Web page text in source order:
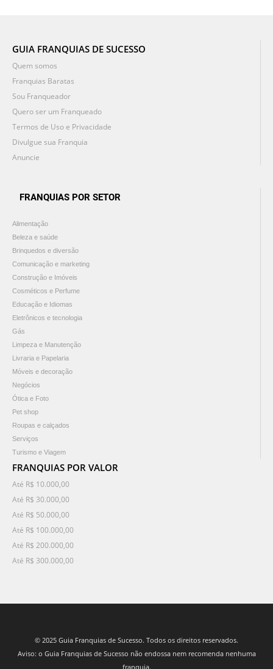
GUIA FRANQUIAS DE SUCESSO
Quem somos
Franquias Baratas
Sou Franqueador
Quero ser um Franqueado
Termos de Uso e Privacidade
Divulgue sua Franquia
Anuncie
FRANQUIAS POR SETOR
Alimentação
Beleza e saúde
Brinquedos e diversão
Comunicação e marketing
Construção e Imóveis
Cosméticos e Perfume
Educação e Idiomas
Eletrônicos e tecnologia
Gás
Limpeza e Manutenção
Livraria e Papelaria
Móveis e decoração
Negócios
Ótica e Foto
Pet shop
Roupas e calçados
Serviços
Turismo e Viagem
FRANQUIAS POR VALOR
Até R$ 10.000,00
Até R$ 30.000,00
Até R$ 50.000,00
Até R$ 100.000,00
Até R$ 200.000,00
Até R$ 300.000,00
© 2025 Guia Franquias de Sucesso. Todos os direitos reservados.
Aviso: o Guia Franquias de Sucesso não endossa nem recomenda nenhuma
franquia.